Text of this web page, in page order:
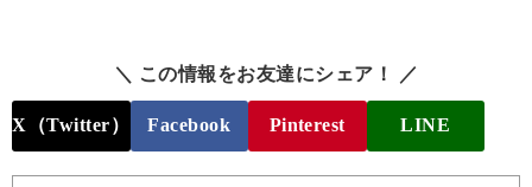
＼ この情報をお友達にシェア！ ／
X（Twitter） Facebook Pinterest LINE